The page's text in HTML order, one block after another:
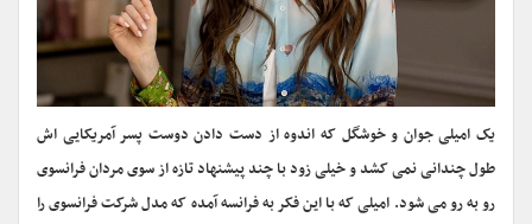
یک امیلی جوان و خوشگل که اندوه از دست دادن دوست پسر آمریکایی اش
طول چندانی نمی کشد و خیلی زود با چند پیشنهاد تازه از سوی مردان فرانسوی
رو به رو می شود. امیلی که با این فکر به فرانسه آمده که مدل شرکت فرانسوی را